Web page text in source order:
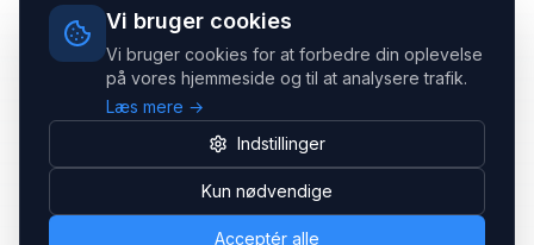
Vi bruger cookies
Vi bruger cookies for at forbedre din oplevelse
på vores hjemmeside og til at analysere trafik.
Læs mere →
Indstillinger
Kun nødvendige
Acceptér alle